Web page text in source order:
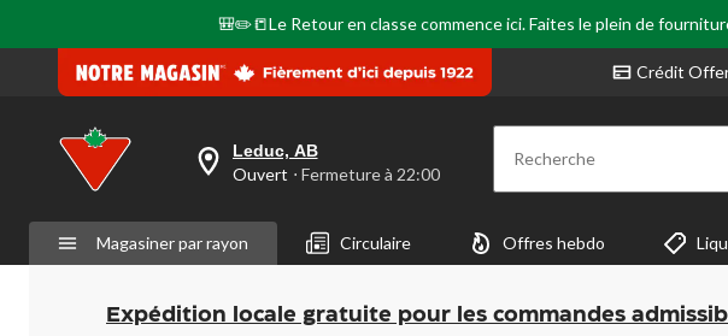
🎒✏️📒Le Retour en classe commence ici. Faites le plein de
Crédit
votre
est
Leduc,
AB,
Ouvert,
Fermeture
Leduc, AB
Ouvert ⋅ Fermeture à 22:00 Recherche
Magasiner par rayon Circulaire Offres hebdo
Expédition locale gratuite pour les commandes
page.